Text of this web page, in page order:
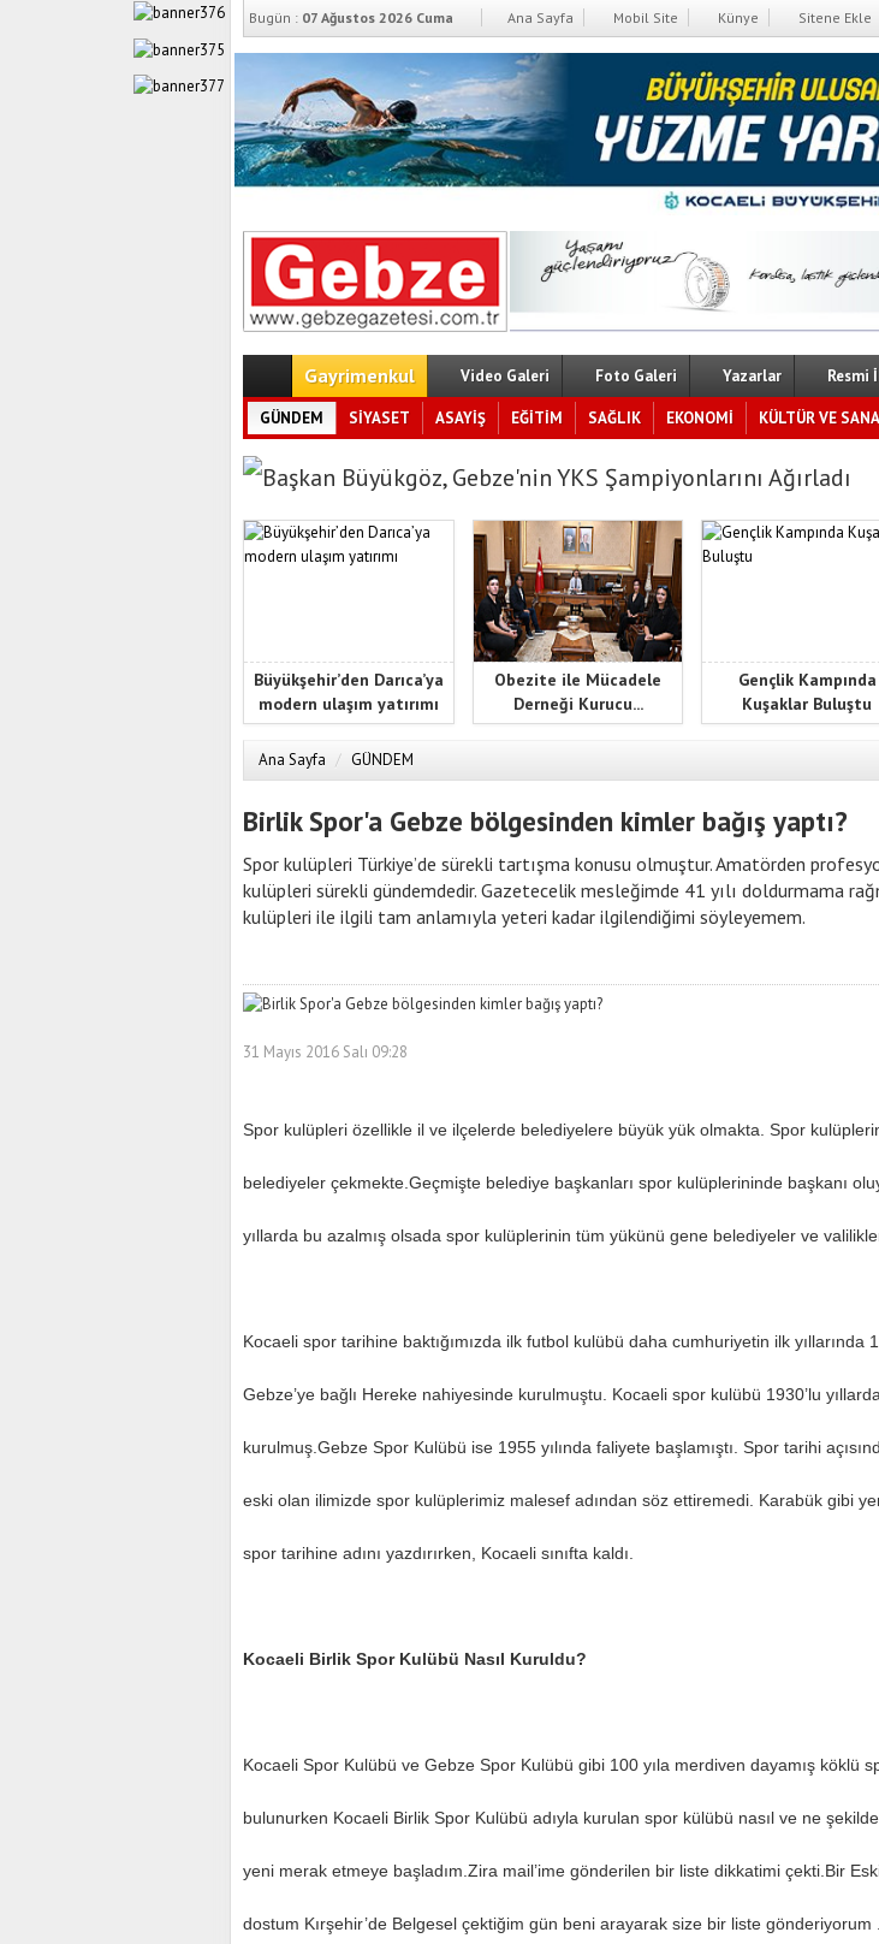
Bugün : 07 Ağustos 2026 Cuma Ana Sayfa Mobil Site Künye Sitene Ekle
Gayrimenkul Video Galeri Foto Galeri Yazarlar Resmi
GÜNDEM SİYASET ASAYİŞ EĞİTİM SAĞLIK EKONOMİ KÜLTÜR VE
Başkan Büyükgöz, Gebze’nin YKS Şampiyonlarını Ağırladı
Büyükşehir’den Darıca’ya
modern ulaşım yatırımı
Obezite ile Mücadele
Derneği Kurucu...
Gençlik Kampında
Kuşaklar Buluştu
Ana Sayfa / GÜNDEM
Birlik Spor'a Gebze bölgesinden kimler bağış yaptı?
Spor kulüpleri Türkiye’de sürekli tartışma konusu olmuştur. Amatörden
kulüpleri sürekli gündemdedir. Gazetecelik mesleğimde 41 yılı doldurmama
kulüpleri ile ilgili tam anlamıyla yeteri kadar ilgilendiğimi söyleyemem.
31 Mayıs 2016 Salı 09:28
Spor kulüpleri özellikle il ve ilçelerde belediyelere büyük yük olmakta. Spor
belediyeler çekmekte.Geçmişte belediye başkanları spor kulüplerininde başkanı
yıllarda bu azalmış olsada spor kulüplerinin tüm yükünü gene belediyeler ve
Kocaeli spor tarihine baktığımızda ilk futbol kulübü daha cumhuriyetin ilk yıllarında
Gebze’ye bağlı Hereke nahiyesinde kurulmuştu. Kocaeli spor kulübü 1930’lu yıllarda
kurulmuş.Gebze Spor Kulübü ise 1955 yılında faliyete başlamıştı. Spor tarihi
eski olan ilimizde spor kulüplerimiz malesef adından söz ettiremedi. Karabük gibi
spor tarihine adını yazdırırken, Kocaeli sınıfta kaldı.
Kocaeli Birlik Spor Kulübü Nasıl Kuruldu?
Kocaeli Spor Kulübü ve Gebze Spor Kulübü gibi 100 yıla merdiven dayamış köklü
bulunurken Kocaeli Birlik Spor Kulübü adıyla kurulan spor külübü nasıl ve ne
yeni merak etmeye başladım.Zira mail’ime gönderilen bir liste dikkatimi çekti.Bir
dostum Kırşehir’de Belgesel çektiğim gün beni arayarak size bir liste gönderiyorum